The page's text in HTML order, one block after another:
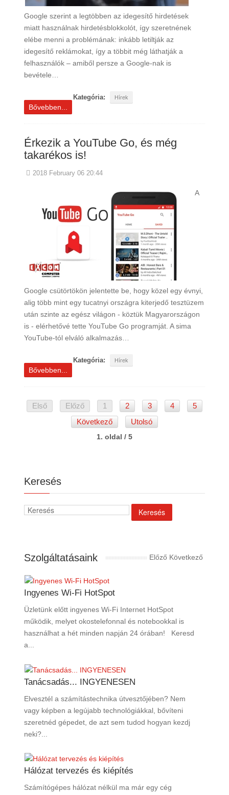
Google szerint a legtöbben az idegesítő hirdetések
miatt használnak hirdetésblokkolót, így szeretnének
elébe menni a problémának: inkább letiltják az
idegesítő reklámokat, így a többit még láthatják a
felhasználók – amiből persze a Google-nak is
bevétele…
Kategória: Hírek
Bővebben...
Érkezik a YouTube Go, és még
takarékos is!
2018 February 06 20:44
A
Google csütörtökön jelentette be, hogy közel egy évnyi,
alig több mint egy tucatnyi országra kiterjedő tesztüzem
után szinte az egész világon - köztük Magyarországon
is - elérhetővé tette YouTube Go programját. A sima
YouTube-tól elváló alkalmazás…
Kategória: Hírek
Bővebben...
Első Előző 1 2 3 4
5
Következő
Utolsó
1. oldal / 5
Keresés
Szolgáltatásaink Előző Következő
Ingyenes Wi-Fi HotSpot
Üzletünk előtt ingyenes Wi-Fi Internet HotSpot
működik, melyet okostelefonnal és notebookkal is
használhat a hét minden napján 24 órában! Keresd
a...
Tanácsadás... INGYENESEN
Elvesztél a számítástechnika útvesztőjében? Nem
vagy képben a legújabb technológiákkal, bővíteni
szeretnéd gépedet, de azt sem tudod hogyan kezdj
neki?...
Hálózat tervezés és kiépítés
Számítógépes hálózat nélkül ma már egy cég